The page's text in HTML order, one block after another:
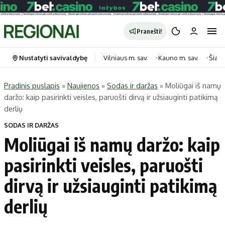
Pranešti!
Portalas
Naujausi
Regionai
Lietuva
Pasaulis
Politika
Kategorijos
Horoskopai
Laisvalaikis
Maistas
Sveikata
Nustatyti savivaldybę Vilniaus m. sav. Kauno m. sav.
Pradinis puslapis » Naujienos » Sodas ir daržas » Moliūgai iš namų
daržo: kaip pasirinkti veisles, paruošti dirvą ir užsiauginti patikimą
derlių
SODAS IR DARŽAS
Moliūgai iš namų daržo: kaip
pasirinkti veisles, paruošti
dirvą ir užsiauginti patikimą
derlių